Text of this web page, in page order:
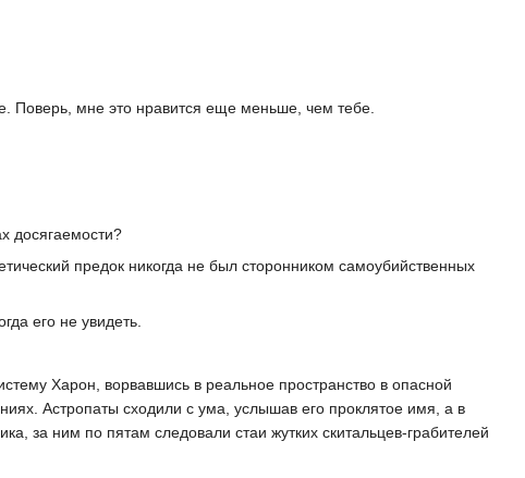
Поверь, мне это нравится еще меньше, чем тебе.
досягаемости?
предок никогда не был сторонником самоубийственных
его не увидеть.
Харон, ворвавшись в реальное пространство в опасной
Астропаты сходили с ума, услышав его проклятое имя, а в
за ним по пятам следовали стаи жутких скитальцев-грабителей